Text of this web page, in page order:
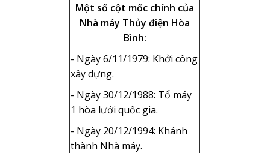
Một số cột mốc chính của
Nhà máy Thủy điện Hòa
Bình:
- Ngày 6/11/1979: Khởi công
xây dựng.
- Ngày 30/12/1988: Tổ máy
1 hòa lưới quốc gia.
- Ngày 20/12/1994: Khánh
thành Nhà máy.